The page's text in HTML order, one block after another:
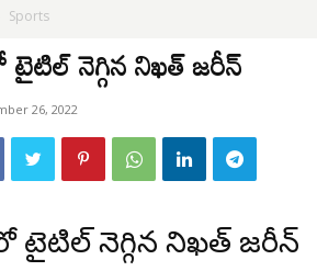
Sports
నెగ్గిన నిఖత్ జరీన్
26, 2022
టైటిల్ నెగ్గిన నిఖత్ జరీన్